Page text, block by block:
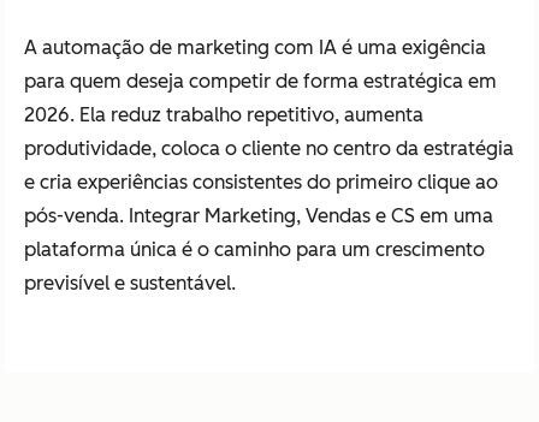
A automação de marketing com IA é uma exigência
para quem deseja competir de forma estratégica em
2026. Ela reduz trabalho repetitivo, aumenta
produtividade, coloca o cliente no centro da estratégia
e cria experiências consistentes do primeiro clique ao
pós-venda. Integrar Marketing, Vendas e CS em uma
plataforma única é o caminho para um crescimento
previsível e sustentável.